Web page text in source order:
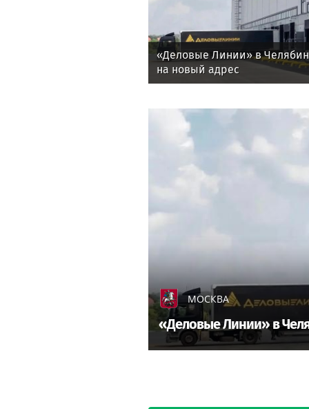
«Деловые Линии» в
на новый адрес
МОСКВА
«Деловые Линии» в